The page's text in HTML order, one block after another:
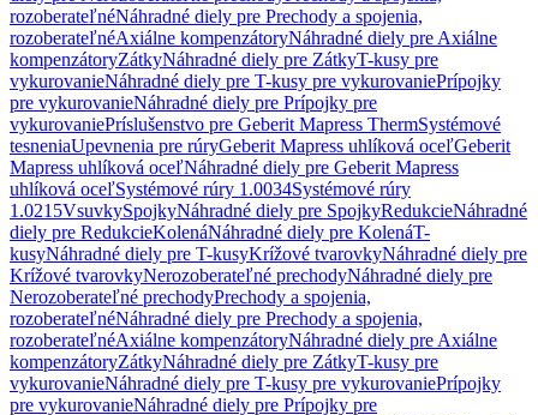
rozoberateľnéNáhradné diely pre Prechody a spojenia,
rozoberateľnéAxiálne kompenzátoryNáhradné diely pre Axiálne
kompenzátoryZátkyNáhradné diely pre ZátkyT-kusy pre
vykurovanieNáhradné diely pre T-kusy pre vykurovaniePrípojky
pre vykurovanieNáhradné diely pre Prípojky pre
vykurovaniePríslušenstvo pre Geberit Mapress ThermSystémové
tesneniaUpevnenia pre rúryGeberit Mapress uhlíková oceľGeberit
Mapress uhlíková oceľNáhradné diely pre Geberit Mapress
uhlíková oceľSystémové rúry 1.0034Systémové rúry
1.0215VsuvkySpojkyNáhradné diely pre SpojkyRedukcieNáhradné
diely pre RedukcieKolenáNáhradné diely pre KolenáT-
kusyNáhradné diely pre T-kusyKrížové tvarovkyNáhradné diely pre
Krížové tvarovkyNerozoberateľné prechodyNáhradné diely pre
Nerozoberateľné prechodyPrechody a spojenia,
rozoberateľnéNáhradné diely pre Prechody a spojenia,
rozoberateľnéAxiálne kompenzátoryNáhradné diely pre Axiálne
kompenzátoryZátkyNáhradné diely pre ZátkyT-kusy pre
vykurovanieNáhradné diely pre T-kusy pre vykurovaniePrípojky
pre vykurovanieNáhradné diely pre Prípojky pre